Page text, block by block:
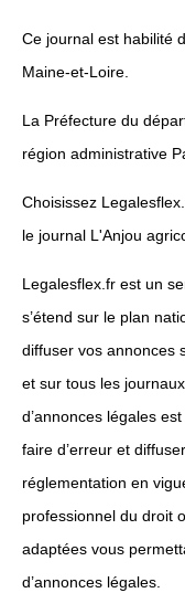
Ce journal est habilité
Maine-et-Loire.
La Préfecture du
région administrative
Choisissez
le journal L'Anjou
Legalesflex.fr est un
s’étend sur le plan
diffuser vos annonces
et sur tous les
d’annonces légales
faire d’erreur et
réglementation en
professionnel du droit
adaptées vous
d’annonces légales.